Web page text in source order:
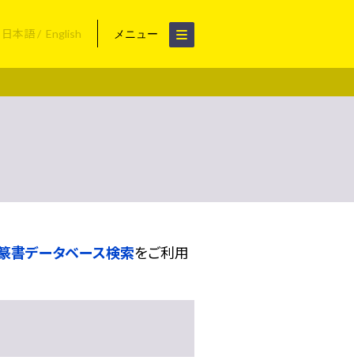
日本語 English メニュー
書データベース検索をご利用